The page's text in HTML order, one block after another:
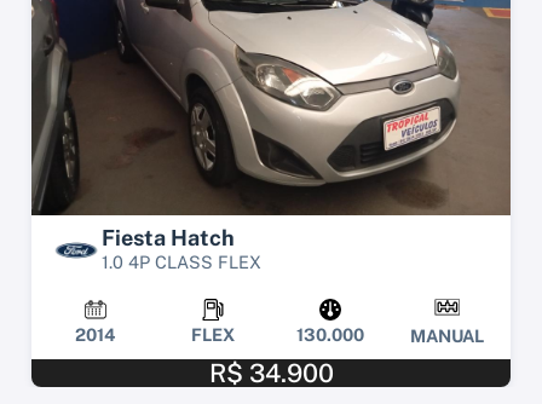
Fiesta Hatch
1.0 4P CLASS FLEX
2014 FLEX 130.000 MANUAL
R$ 34.900